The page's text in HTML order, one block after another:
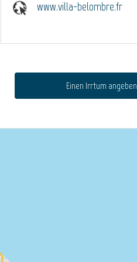
www.villa-belombre.fr
Einen Irrtum angeben